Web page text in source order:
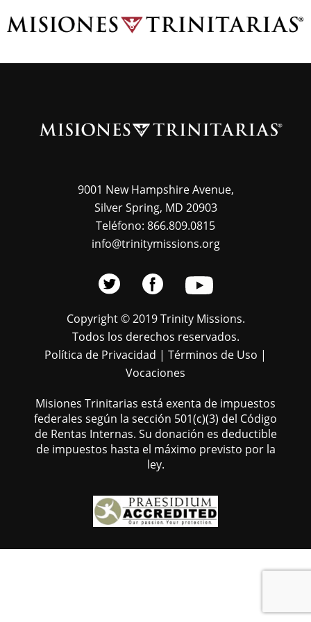
to
content
TRINITY
MISSIONS
9001 New Hampshire Avenue,
Silver Spring, MD 20903
Teléfono: 866.809.0815
info@trinitymissions.org
Copyright © 2019 Trinity Missions.
Todos los derechos reservados.
Política de Privacidad | Términos de Uso |
Vocaciones
Misiones Trinitarias está exenta de impuestos
federales según la sección 501(c)(3) del Código
de Rentas Internas. Su donación es deductible
de impuestos hasta el máximo previsto por la
ley.